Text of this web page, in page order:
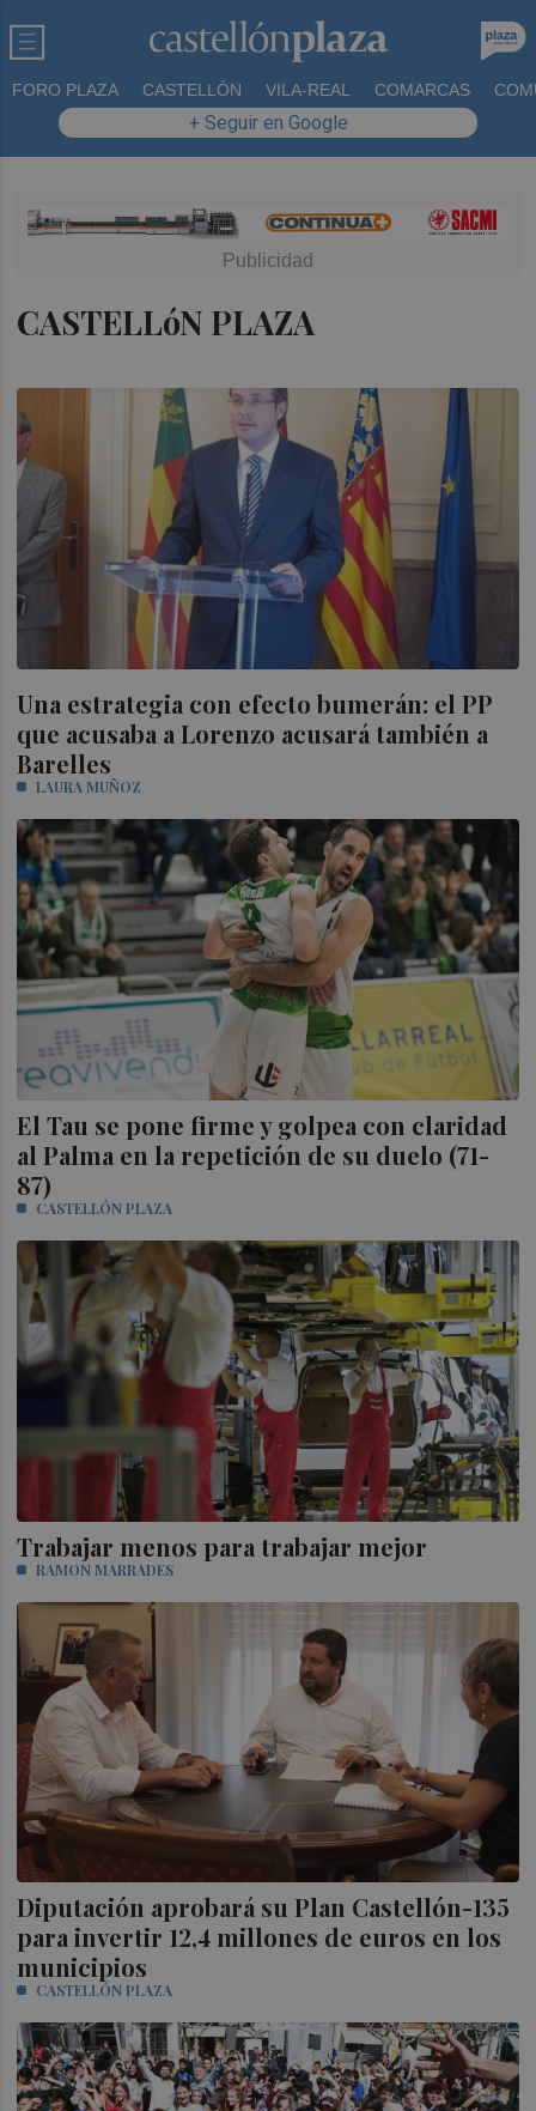
FORO PLAZA CASTELLÓN VILA-REAL COMARCAS
+ Seguir en Google
CASTELLóN PLAZA
Una estrategia con efecto bumerán: el PP
que acusaba a Lorenzo acusará también a
Barelles
LAURA MUÑOZ
El Tau se pone firme y golpea con claridad
al Palma en la repetición de su duelo (71-
87)
CASTELLÓN PLAZA
Trabajar menos para trabajar mejor
RAMON MARRADES
Diputación aprobará su Plan Castellón-135
para invertir 12,4 millones de euros en los
municipios
CASTELLÓN PLAZA